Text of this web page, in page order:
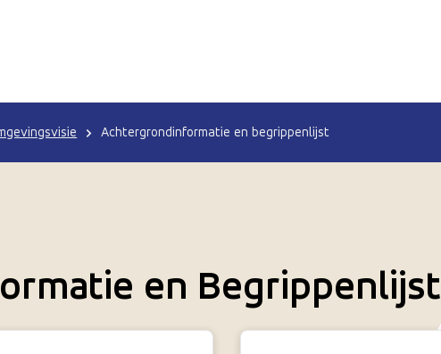
Achtergrondinformatie en begrippenlijst
en Begrippenlijst